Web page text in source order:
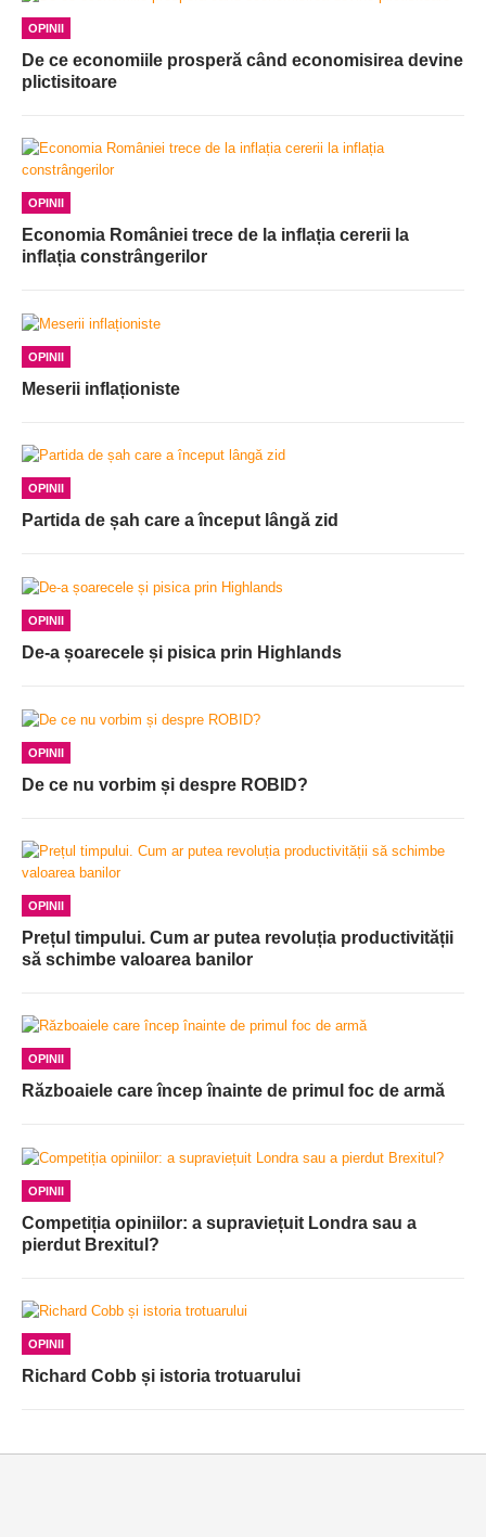
OPINII
De ce economiile prosperă când economisirea devine
plictisitoare
OPINII
Economia României trece de la inflația cererii la
inflația constrângerilor
OPINII
Meserii inflaționiste
OPINII
Partida de șah care a început lângă zid
OPINII
De-a șoarecele și pisica prin Highlands
OPINII
De ce nu vorbim și despre ROBID?
OPINII
Prețul timpului. Cum ar putea revoluția productivității
să schimbe valoarea banilor
OPINII
Războaiele care încep înainte de primul foc de armă
OPINII
Competiția opiniilor: a supraviețuit Londra sau a
pierdut Brexitul?
OPINII
Richard Cobb și istoria trotuarului